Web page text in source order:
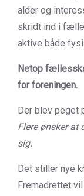
alder og
skridt ind i
aktive både
Netop
for foreningen.
Der blev peget
Flere ønsker at
sig.
Det stiller nye
Fremadrettet